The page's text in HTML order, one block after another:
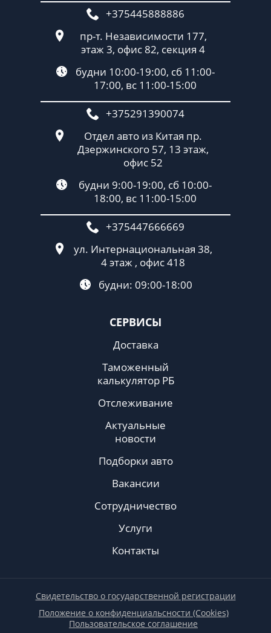
СЕРВИСЫ
Доставка
Таможенный
калькулятор РБ
Отслеживание
Актуальные
новости
Подборки авто
Вакансии
Сотрудничество
Услуги
Контакты
+375445888886
пр-т. Независимости 177,
этаж 3, офис 82, секция 4
будни 10:00-19:00, сб 11:00-
17:00, вс 11:00-15:00
+375291390074
Отдел авто из Китая пр.
Дзержинского 57, 13 этаж,
офис 52
будни 9:00-19:00, сб 10:00-
18:00, вс 11:00-15:00
+375447666669
ул. Интернациональная 38,
4 этаж , офис 418
будни: 09:00-18:00
Пользовательское соглашение
Положение о конфиденциальсности (Cookies)
Свидетельство о государственной регистрации